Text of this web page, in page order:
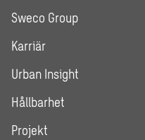
Sweco Group
Karriär
Urban Insight
Hållbarhet
Projekt